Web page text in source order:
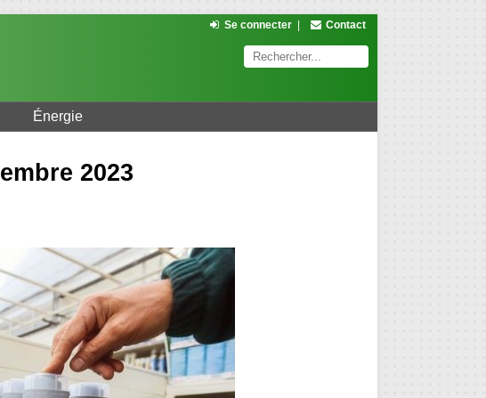
Se connecter Contact
Énergie
2023